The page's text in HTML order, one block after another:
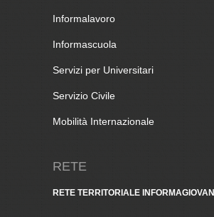
Informalavoro
Informascuola
Servizi per Universitari
Servizio Civile
Mobilità Internazionale
RETE
RETE TERRITORIALE INFORMAGIOVANI